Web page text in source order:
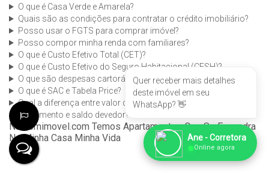
O que é Casa Verde e Amarela?
Quais são as condições para contratar o crédito imobiliário?
Posso usar o FGTS para comprar imóvel?
Posso compor minha renda com familiares?
O que é Custo Efetivo Total (CET)?
O que é Custo Efetivo do Seguro Habitacional (CESH)?
O que são despesas cartorárias e ITBI?
O que é SAC e Tabela Price?
Qual a diferença entre valor do imóvel, entrada, valor do
financiamento e saldo devedor?
Na bemimovel.com Temos Apartamentos Que Se Enquadra
No Minha Casa Minha Vida
Quer receber mais detalhes
deste imóvel em seu
WhatsApp? 👋
Ane - Corretora
●Online agora